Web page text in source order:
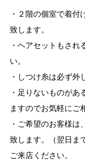
・２階の個室で着
致します。
・ヘアセットもさ
い。
・しつけ糸は必ず外
・足りないものが
ますのでお気軽にご
・ご希望のお客様は
致します。（翌
ご来店ください。